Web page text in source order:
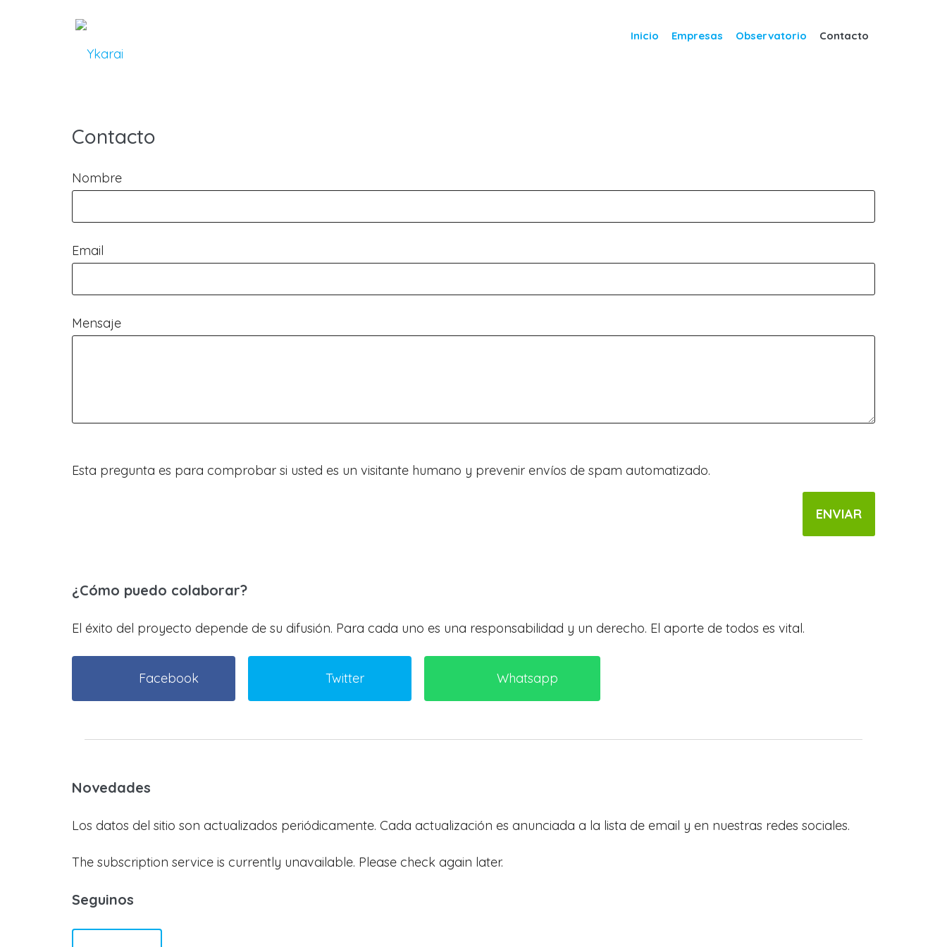
Inicio Empresas Observatorio Contacto
Contacto
Nombre
Email
Mensaje
Esta pregunta es para comprobar si usted es un visitante humano y prevenir envíos de spam automatizado.
¿Cómo puedo colaborar?
El éxito del proyecto depende de su difusión. Para cada uno es una responsabilidad y un derecho. El aporte de todos es vital.
Facebook Twitter Whatsapp
Novedades
Los datos del sitio son actualizados periódicamente. Cada actualización es anunciada a la lista de email y en nuestras redes sociales.
The subscription service is currently unavailable. Please check again later.
Seguinos